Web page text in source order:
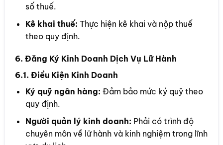
số thuế.
Kê khai thuế: Thực hiện kê khai và nộp thuế
theo quy định.
6. Đăng Ký Kinh Doanh Dịch Vụ Lữ Hành
6.1. Điều Kiện Kinh Doanh
Ký quỹ ngân hàng: Đảm bảo mức ký quỹ theo
quy định.
Người quản lý kinh doanh: Phải có trình độ
chuyên môn về lữ hành và kinh nghiệm trong lĩnh